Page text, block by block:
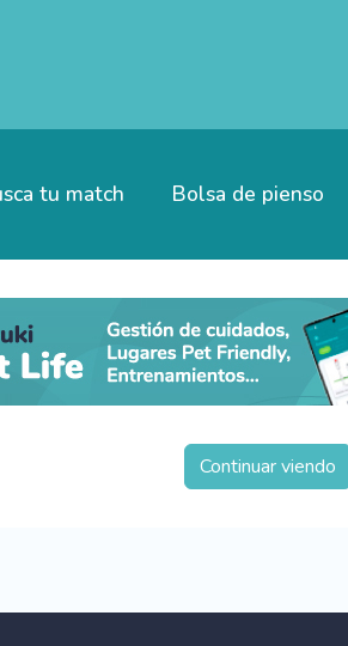
tu match Bolsa de pienso
Continuar viendo